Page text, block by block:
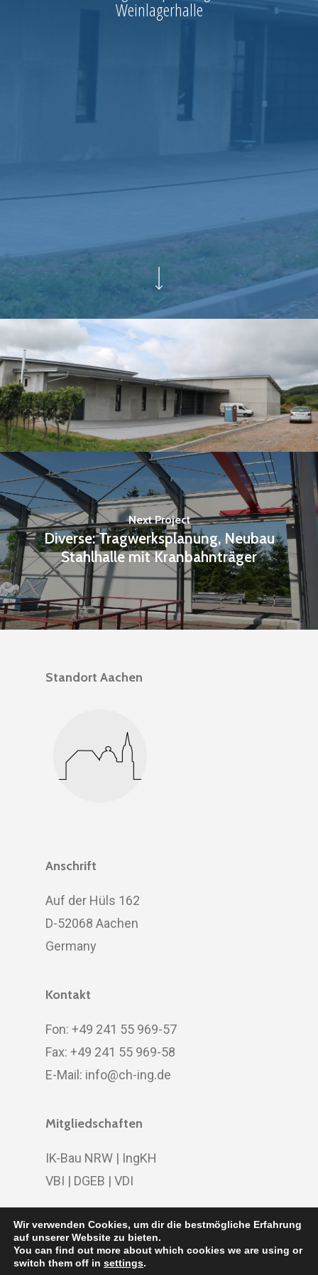
Weinlagerhalle
Next Project
Diverse: Tragwerksplanung, Neubau
Stahlhalle mit Kranbahnträger
Standort Aachen
Anschrift
Auf der Hüls 162
D-52068 Aachen
Germany
Kontakt
Fon: +49 241 55 969-57
Fax: +49 241 55 969-58
E-Mail: info@ch-ing.de
Mitgliedschaften
IK-Bau NRW | IngKH
VBI | DGEB | VDI
© 2020 CH Ingenieure | designed byDOMENICEAU |
Wir verwenden Cookies, um dir die bestmögliche Erfahrung
auf unserer Website zu bieten.
You can find out more about which cookies we are using or
switch them off in settings.